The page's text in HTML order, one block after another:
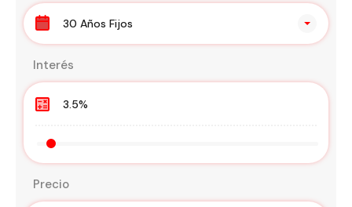
30 Años Fijos
Interés
Precio